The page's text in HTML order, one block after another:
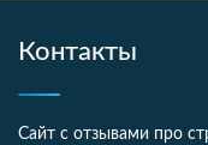
Контакты
Сайт с отзывами про